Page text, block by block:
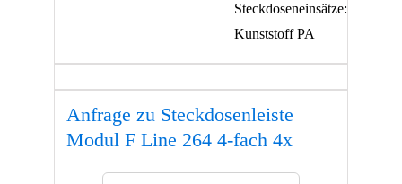
Steckdoseneinsätze:
Kunststoff PA
Anfrage zu Steckdosenleiste
Modul F Line 264 4-fach 4x